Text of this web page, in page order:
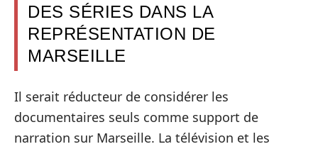
DES SÉRIES DANS LA
REPRÉSENTATION DE
MARSEILLE
Il serait réducteur de considérer les
documentaires seuls comme support de
narration sur Marseille. La télévision et les